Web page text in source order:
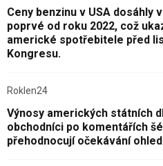
Ceny benzinu v USA dosáhly
poprvé od roku 2022, což
americké spotřebitele před
Kongresu.
Roklen24
Výnosy amerických státních
obchodníci po komentářích
přehodnocují očekávání